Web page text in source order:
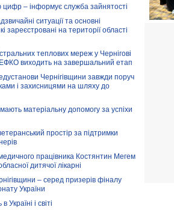
цифр – інформує служба зайнятості
ситуації та основні
зареєстровані на території області
теплових мереж у Чернігові
виходить на завершальний етап
Чернігівщини завжди поруч
і захисницями на шляху до
матеріальну допомогу за успіхи
простір за підтримки
працівника Костянтин Мегем
дитячої лікарні
– серед призерів фіналу
України
і світі